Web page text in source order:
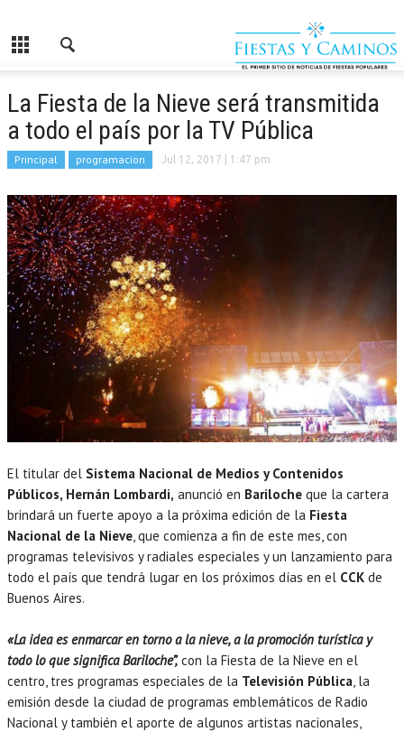
La Fiesta de la Nieve será transmitida
a todo el país por la TV Pública
Principal programacion Jul 12, 2017 | 1:47 pm
El titular del Sistema Nacional de Medios y Contenidos
Públicos, Hernán Lombardi, anunció en Bariloche que la cartera
brindará un fuerte apoyo a la próxima edición de la Fiesta
Nacional de la Nieve, que comienza a fin de este mes, con
programas televisivos y radiales especiales y un lanzamiento para
todo el país que tendrá lugar en los próximos días en el CCK de
Buenos Aires.
«La idea es enmarcar en torno a la nieve, a la promoción turística y
todo lo que significa Bariloche”,con la Fiesta de la Nieve en el
centro, tres programas especiales de la Televisión Pública, la
emisión desde la ciudad de programas emblemáticos de Radio
Nacional y también el aporte de algunos artistas nacionales,